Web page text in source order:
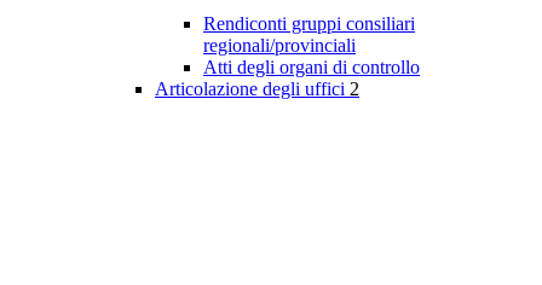
Rendiconti gruppi consiliari
regionali/provinciali
Atti degli organi di controllo
Articolazione degli uffici 2